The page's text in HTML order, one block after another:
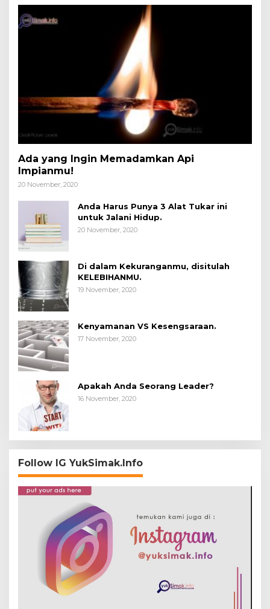
Ada yang Ingin Memadamkan Api
Impianmu!
20 November, 2020
Anda Harus Punya 3 Alat Tukar ini
untuk Jalani Hidup.
20 November, 2020
Di dalam Kekuranganmu, disitulah
KELEBIHANMU.
19 November, 2020
Kenyamanan VS Kesengsaraan.
17 November, 2020
Apakah Anda Seorang Leader?
16 November, 2020
Follow IG YukSimak.Info